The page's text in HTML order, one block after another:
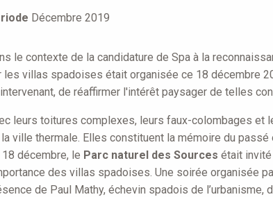
Décembre 2019
le contexte de la candidature de Spa à la
les villas spadoises était organisée ce 18 décembre
de réaffirmer l'intérêt paysager de telles
leurs toitures complexes, leurs faux-colombages
ville thermale. Elles constituent la mémoire du
18 décembre, le Parc naturel des Sources était invité
des villas spadoises. Une soirée organisée
de Paul Mathy, échevin spadois de